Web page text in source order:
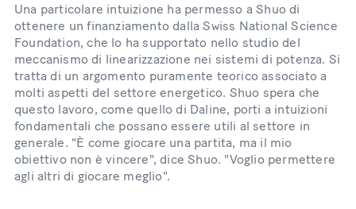
Una particolare intuizione ha permesso a Shuo di
ottenere un finanziamento dalla Swiss National Science
Foundation, che lo ha supportato nello studio del
meccanismo di linearizzazione nei sistemi di potenza. Si
tratta di un argomento puramente teorico associato a
molti aspetti del settore energetico. Shuo spera che
questo lavoro, come quello di Daline, porti a intuizioni
fondamentali che possano essere utili al settore in
generale. "È come giocare una partita, ma il mio
obiettivo non è vincere", dice Shuo. "Voglio permettere
agli altri di giocare meglio".